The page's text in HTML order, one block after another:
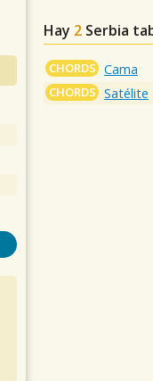
Hay 2 Serbia
CHORDS Cama
CHORDS Satélite